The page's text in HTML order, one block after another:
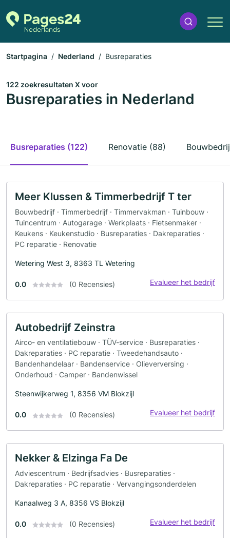
Startpagina Nederland Busreparaties
122 zoekresultaten X voor
Busreparaties in Nederland
Busreparaties (122) Renovatie (88)
Meer Klussen & Timmerbedrijf T ter
Bouwbedrijf · Timmerbedrijf · Timmervakman · Tuinbouw ·
Tuincentrum · Autogarage · Werkplaats · Fietsenmaker ·
Keukens · Keukenstudio · Busreparaties · Dakreparaties ·
PC reparatie · Renovatie
Wetering West 3, 8363 TL Wetering
0.0 (0 Recensies) Evalueer het bedrijf
Autobedrijf Zeinstra
Airco- en ventilatiebouw · TÜV-service · Busreparaties ·
Dakreparaties · PC reparatie · Tweedehandsauto ·
Bandenhandelaar · Bandenservice · Olieverversing ·
Onderhoud · Camper · Bandenwissel
Steenwijkerweg 1, 8356 VM Blokzijl
0.0 (0 Recensies) Evalueer het bedrijf
Nekker & Elzinga Fa De
Adviescentrum · Bedrijfsadvies · Busreparaties ·
Dakreparaties · PC reparatie · Vervangingsonderdelen
Kanaalweg 3 A, 8356 VS Blokzijl
0.0 (0 Recensies) Evalueer het bedrijf